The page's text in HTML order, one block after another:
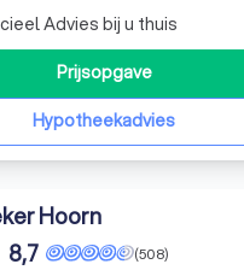
Advies bij u thuis
Hypotheekadvies
Prijsopgave
Hoorn
(508)
8,7